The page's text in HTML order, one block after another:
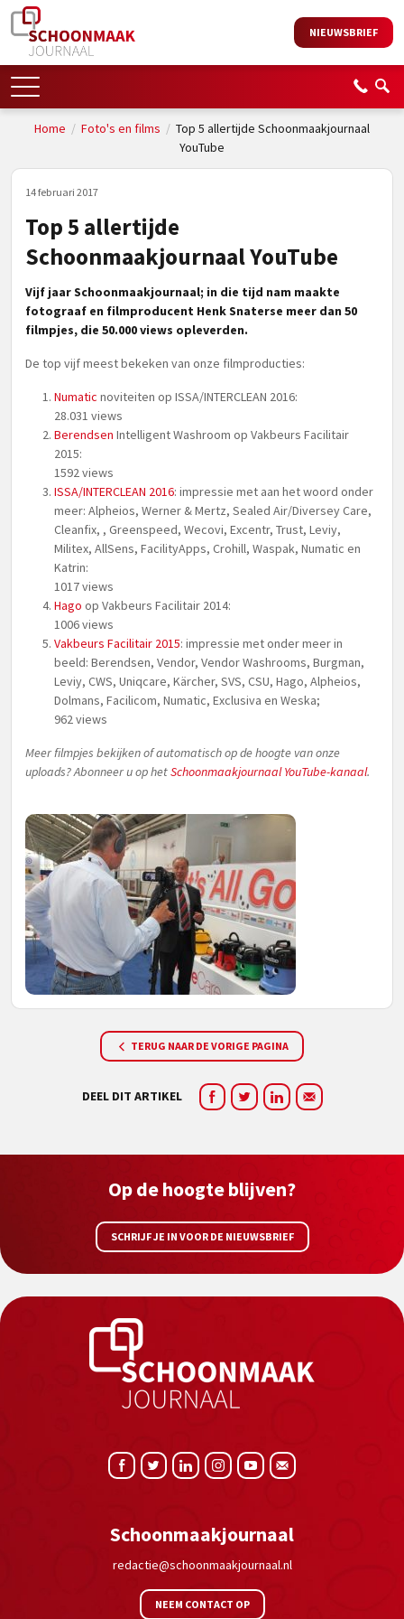
NIEUWSBRIEF
Home / Foto's en films / Top 5 allertijde Schoonmaakjournaal
YouTube
14 februari 2017
Top 5 allertijde
Schoonmaakjournaal YouTube
Vijf jaar Schoonmaakjournaal; in die tijd nam maakte
fotograaf en filmproducent Henk Snaterse meer dan 50
filmpjes, die 50.000 views opleverden.
De top vijf meest bekeken van onze filmproducties:
Numatic noviteiten op ISSA/INTERCLEAN 2016:
28.031 views
Berendsen Intelligent Washroom op Vakbeurs Facilitair
2015:
1592 views
ISSA/INTERCLEAN 2016: impressie met aan het woord onder
meer: Alpheios, Werner & Mertz, Sealed Air/Diversey Care,
Cleanfix, , Greenspeed, Wecovi, Excentr, Trust, Leviy,
Militex, AllSens, FacilityApps, Crohill, Waspak, Numatic en
Katrin:
1017 views
Hago op Vakbeurs Facilitair 2014:
1006 views
Vakbeurs Facilitair 2015: impressie met onder meer in
beeld: Berendsen, Vendor, Vendor Washrooms, Burgman,
Leviy, CWS, Uniqcare, Kärcher, SVS, CSU, Hago, Alpheios,
Dolmans, Facilicom, Numatic, Exclusiva en Weska;
962 views
Meer filmpjes bekijken of automatisch op de hoogte van onze
uploads? Abonneer u op hetSchoonmaakjournaal YouTube-kanaal.
TERUG NAAR DE VORIGE PAGINA
DEEL DIT ARTIKEL
Op de hoogte blijven?
SCHRIJF JE IN VOOR DE NIEUWSBRIEF
Schoonmaakjournaal
redactie@schoonmaakjournaal.nl
NEEM CONTACT OP